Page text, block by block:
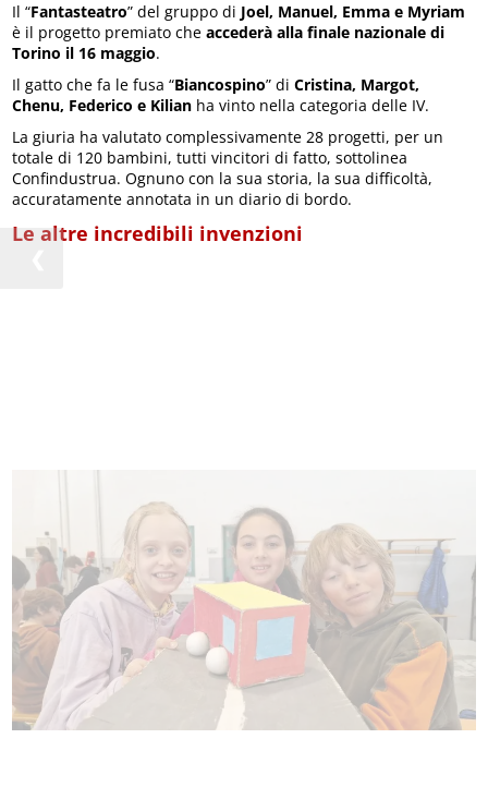
Il “Fantasteatro” del gruppo di Joel, Manuel, Emma e Myriam
è il progetto premiato cheaccederà alla finale nazionale di
Torino il 16 maggio.
Il gatto che fa le fusa “Biancospino” diCristina, Margot,
Chenu, Federico e Kilian ha vinto nella categoria delle IV.
La giuria ha valutato complessivamente 28 progetti, per un
totale di 120 bambini, tutti vincitori di fatto, sottolinea
Confindustrua. Ognuno con la sua storia, la sua difficoltà,
accuratamente annotata in un diario di bordo.
Le altre incredibili invenzioni